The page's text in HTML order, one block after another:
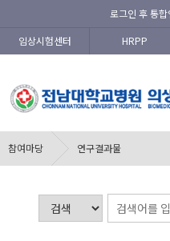
임상시험센터 HRPP
로그인 후 통
참여마당 연구결과물